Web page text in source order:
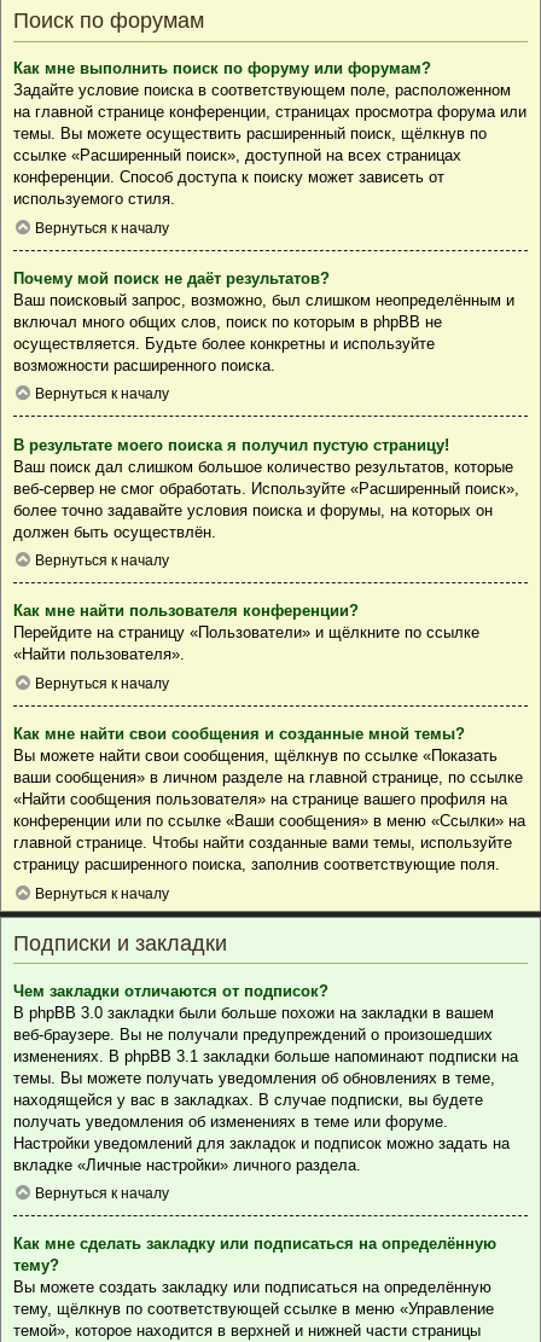
Поиск по форумам
Как мне выполнить поиск по форуму или форумам?
Задайте условие поиска в соответствующем поле, расположенном
на главной странице конференции, страницах просмотра форума или
темы. Вы можете осуществить расширенный поиск, щёлкнув по
ссылке «Расширенный поиск», доступной на всех страницах
конференции. Способ доступа к поиску может зависеть от
используемого стиля.
Вернуться к началу
Почему мой поиск не даёт результатов?
Ваш поисковый запрос, возможно, был слишком неопределённым и
включал много общих слов, поиск по которым в phpBB не
осуществляется. Будьте более конкретны и используйте
возможности расширенного поиска.
Вернуться к началу
В результате моего поиска я получил пустую страницу!
Ваш поиск дал слишком большое количество результатов, которые
веб-сервер не смог обработать. Используйте «Расширенный поиск»,
более точно задавайте условия поиска и форумы, на которых он
должен быть осуществлён.
Вернуться к началу
Как мне найти пользователя конференции?
Перейдите на страницу «Пользователи» и щёлкните по ссылке
«Найти пользователя».
Вернуться к началу
Как мне найти свои сообщения и созданные мной темы?
Вы можете найти свои сообщения, щёлкнув по ссылке «Показать
ваши сообщения» в личном разделе на главной странице, по ссылке
«Найти сообщения пользователя» на странице вашего профиля на
конференции или по ссылке «Ваши сообщения» в меню «Ссылки» на
главной странице. Чтобы найти созданные вами темы, используйте
страницу расширенного поиска, заполнив соответствующие поля.
Вернуться к началу
Подписки и закладки
Чем закладки отличаются от подписок?
В phpBB 3.0 закладки были больше похожи на закладки в вашем
веб-браузере. Вы не получали предупреждений о произошедших
изменениях. В phpBB 3.1 закладки больше напоминают подписки на
темы. Вы можете получать уведомления об обновлениях в теме,
находящейся у вас в закладках. В случае подписки, вы будете
получать уведомления об изменениях в теме или форуме.
Настройки уведомлений для закладок и подписок можно задать на
вкладке «Личные настройки» личного раздела.
Вернуться к началу
Как мне сделать закладку или подписаться на определённую
тему?
Вы можете создать закладку или подписаться на определённую
тему, щёлкнув по соответствующей ссылке в меню «Управление
темой», которое находится в верхней и нижней части страницы